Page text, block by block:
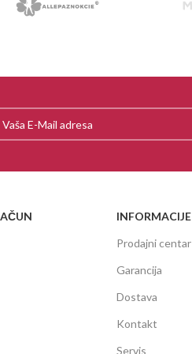
INFORMACIJE
Prodajni centar
Garancija
Dostava
Kontakt
Servis